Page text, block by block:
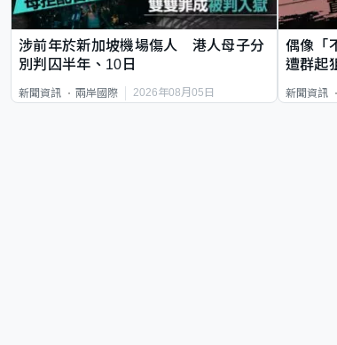
涉前年於新加坡機場傷人 港人母子分
別判囚半年、10日
新聞資訊 兩岸國際 2026年08月05日
偶像「
遭群起
新聞資訊